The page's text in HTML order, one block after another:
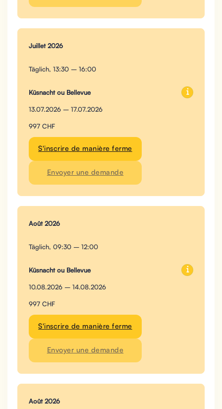
Juillet 2026
Täglich, 13:30 – 16:00
Küsnacht ou Bellevue
13.07.2026 – 17.07.2026
997 CHF
S'inscrire de manière ferme
Envoyer une demande
Août 2026
Täglich, 09:30 – 12:00
Küsnacht ou Bellevue
10.08.2026 – 14.08.2026
997 CHF
S'inscrire de manière ferme
Envoyer une demande
Août 2026